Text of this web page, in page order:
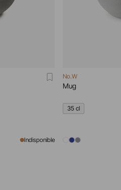
Indisponible
No.W
Mug
35 cl